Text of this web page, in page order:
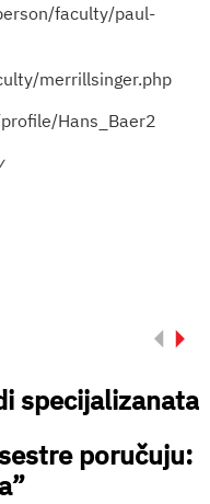
faculty/paul-
merrillsinger.php
Hans_Baer2
specijalizanata
poručuju: